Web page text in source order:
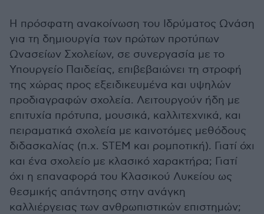
Η πρόσφατη ανακοίνωση του Ιδρύματος Ωνάση
για τη δημιουργία των πρώτων προτύπων
Ωνασείων Σχολείων, σε συνεργασία με το
Υπουργείο Παιδείας, επιβεβαιώνει τη στροφή
της χώρας προς εξειδικευμένα και υψηλών
προδιαγραφών σχολεία. Λειτουργούν ήδη με
επιτυχία πρότυπα, μουσικά, καλλιτεχνικά, και
πειραματικά σχολεία με καινοτόμες μεθόδους
διδασκαλίας (π.χ. STEM και ρομποτική). Γιατί όχι
και ένα σχολείο με κλασικό χαρακτήρα; Γιατί
όχι η επαναφορά του Κλασικού Λυκείου ως
θεσμικής απάντησης στην ανάγκη
καλλιέργειας των ανθρωπιστικών επιστημών;